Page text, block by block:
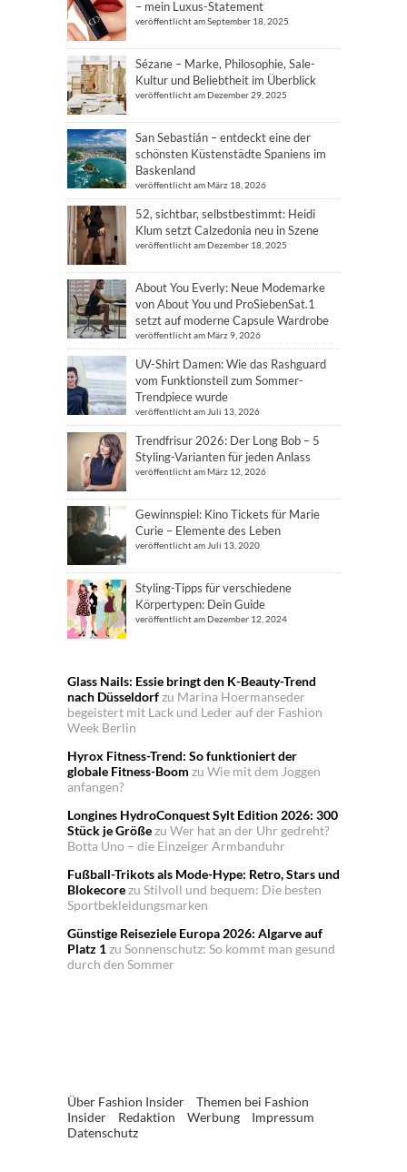
– mein Luxus-Statement
veröffentlicht am September 18, 2025
Sézane – Marke, Philosophie, Sale-
Kultur und Beliebtheit im Überblick
veröffentlicht am Dezember 29, 2025
San Sebastián – entdeckt eine der
schönsten Küstenstädte Spaniens im
Baskenland
veröffentlicht am März 18, 2026
52, sichtbar, selbstbestimmt: Heidi
Klum setzt Calzedonia neu in Szene
veröffentlicht am Dezember 18, 2025
About You Everly: Neue Modemarke
von About You und ProSiebenSat.1
setzt auf moderne Capsule Wardrobe
veröffentlicht am März 9, 2026
UV-Shirt Damen: Wie das Rashguard
vom Funktionsteil zum Sommer-
Trendpiece wurde
veröffentlicht am Juli 13, 2026
Trendfrisur 2026: Der Long Bob – 5
Styling-Varianten für jeden Anlass
veröffentlicht am März 12, 2026
Gewinnspiel: Kino Tickets für Marie
Curie – Elemente des Leben
veröffentlicht am Juli 13, 2020
Styling-Tipps für verschiedene
Körpertypen: Dein Guide
veröffentlicht am Dezember 12, 2024
Glass Nails: Essie bringt den K-Beauty-Trend
nach Düsseldorfzu Marina Hoermanseder
begeistert mit Lack und Leder auf der Fashion
Week Berlin
Hyrox Fitness-Trend: So funktioniert der
globale Fitness-Boom zu Wie mit dem Joggen
anfangen?
Longines HydroConquest Sylt Edition 2026: 300
Stück je Größezu Wer hat an der Uhr gedreht?
Botta Uno – die Einzeiger Armbanduhr
Fußball-Trikots als Mode-Hype: Retro, Stars und
Blokecorezu Stilvoll und bequem: Die besten
Sportbekleidungsmarken
Günstige Reiseziele Europa 2026: Algarve auf
Platz 1zu Sonnenschutz: So kommt man gesund
durch den Sommer
Über Fashion Insider
Themen bei Fashion
Insider
Redaktion Werbung
Impressum
Datenschutz